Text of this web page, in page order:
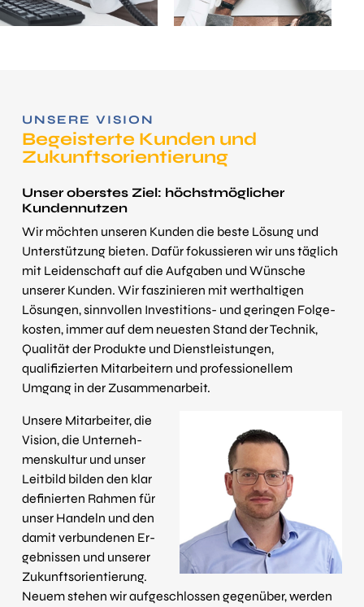
UNSERE VISION
Begeisterte Kunden und
Zukunfts­orientierung
Unser oberstes Ziel: höchst­möglicher
Kunden­nutzen
Wir möchten unseren Kunden die beste Lösung und
Unterstützung bieten. Dafür fokussieren wir uns täglich
mit Leiden­schaft auf die Aufgaben und Wünsche
unserer Kunden. Wir faszinieren mit wert­haltigen
Lösungen, sinnvollen Investitions- und geringen Folge­
kosten, immer auf dem neuesten Stand der Technik,
Qualität der Produkte und Dienst­leistungen,
qualifizierten Mitarbeitern und professionellem
Umgang in der Zusammen­arbeit.
Unsere Mit­ar­bei­ter, die
Vi­sion, die Unter­neh­
mens­kul­tur und unser
Leit­bild bil­den den klar
de­fi­nier­ten Rah­men für
unser Han­deln und den
damit ver­bun­de­nen Er­
geb­nis­sen und un­se­rer
Zu­kunfts­or­ien­tie­rung.
Neu­em ste­hen wir auf­ge­schlos­sen ge­ge­nüber, werden